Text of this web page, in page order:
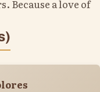
Because a love of